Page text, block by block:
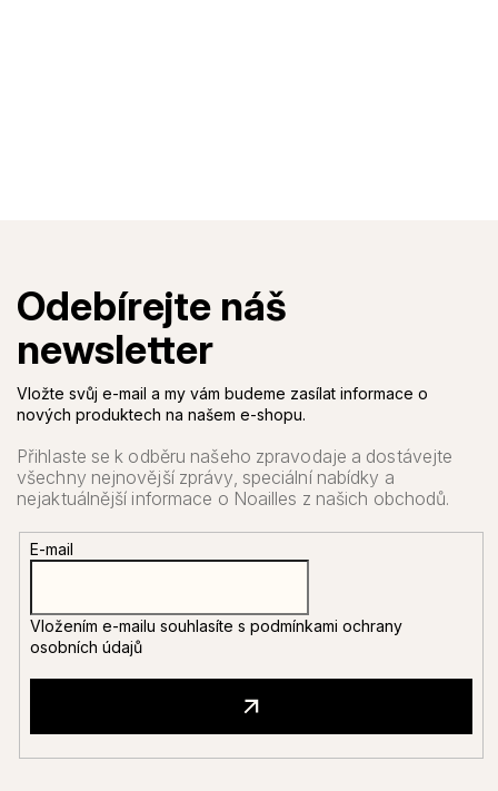
Vložte svůj e-mail a my vám budeme zasílat informace o
nových produktech na našem e-shopu.
E-mail
Vložením e-mailu souhlasíte s podmínkami ochrany
osobních údajů